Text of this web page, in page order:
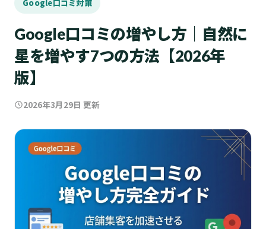
Google口コミ対策
Google口コミの増やし方｜自然に
星を増やす7つの方法【2026年
版】
2026年3月29日 更新